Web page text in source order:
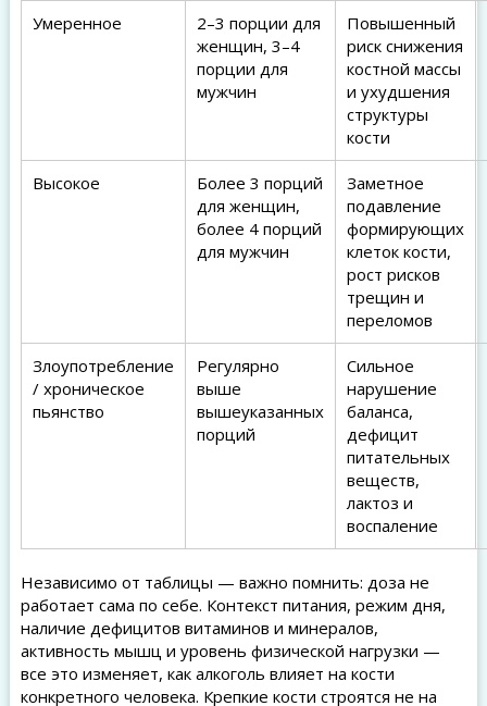
Умеренное
2–3 порции для
женщин, 3–4
порции для
мужчин
Повышенный
риск снижения
костной массы
и ухудшения
структуры
кости
Высокое
Более 3 порций
для женщин,
более 4 порций
для мужчин
Заметное
подавление
формирующих
клеток кости,
рост рисков
трещин и
переломов
Злоупотребление
/ хроническое
пьянство
Регулярно
выше
вышеуказанных
порций
Сильное
нарушение
баланса,
дефицит
питательных
веществ,
лактоз и
воспаление
Независимо от таблицы — важно помнить: доза не
работает сама по себе. Контекст питания, режим дня,
наличие дефицитов витаминов и минералов,
активность мышц и уровень физической нагрузки —
все это изменяет, как алкоголь влияет на кости
конкретного человека. Крепкие кости строятся не на